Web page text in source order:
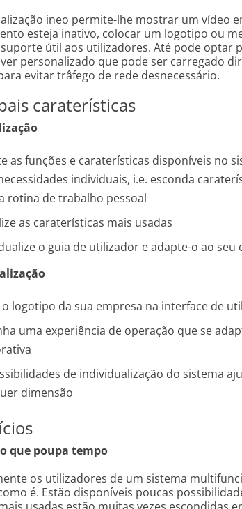
ineo permite-lhe mostrar um vídeo
esteja inativo, colocar um logotipo ou
útil aos utilizadores. Até pode optar
personalizado que pode ser carregado
evitar trâfego de rede desnecessário.
caraterísticas
as funções e caraterísticas disponíveis no
individuais, i.e. esconda
rotina de trabalho pessoal
as caraterísticas mais usadas
o guia de utilizador e adapte-o ao seu
o logotipo da sua empresa na interface de
uma experiência de operação que se
de individualização do sistema
dimensão
que poupa tempo
os utilizadores de um sistema
é. Estão disponíveis poucas